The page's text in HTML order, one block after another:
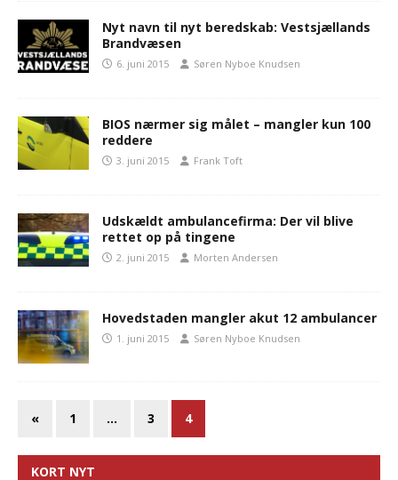
Nyt navn til nyt beredskab: Vestsjællands
Brandvæsen
6. juni 2015 Søren Nyboe Knudsen
BIOS nærmer sig målet – mangler kun 100
reddere
3. juni 2015 Frank Toft
Udskældt ambulancefirma: Der vil blive
rettet op på tingene
2. juni 2015 Morten Andersen
Hovedstaden mangler akut 12 ambulancer
1. juni 2015 Søren Nyboe Knudsen
« 1 … 3 4
KORT NYT